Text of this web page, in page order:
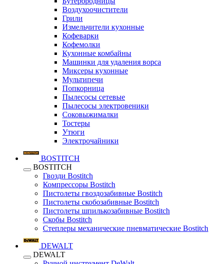
Воздухоочистители
Грили
Измельчители кухонные
Кофеварки
Кофемолки
Кухонные комбайны
Машинки для удаления ворса
Миксеры кухонные
Мультипечи
Попкорница
Пылесосы сетевые
Пылесосы электровеники
Соковыжималки
Тостеры
Утюги
Электрочайники
BOSTITCH
BOSTITCH
Гвозди Bostitch
Компрессоры Bostitch
Пистолеты гвоздозабивные Bostitch
Пистолеты скобозабивные Bostitch
Пистолеты шпилькозабивные Bostitch
Скобы Bostitch
Степлеры механические пневматические Bostitch
DEWALT
DEWALT